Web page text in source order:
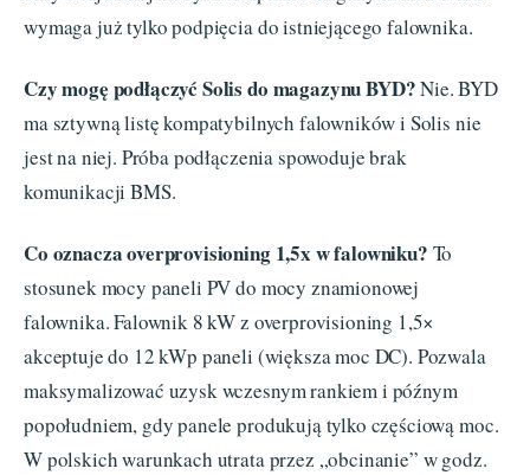
wymaga już tylko podpięcia do istniejącego falownika.
Czy mogę podłączyć Solis do magazynu BYD?Nie. BYD
ma sztywną listę kompatybilnych falowników i Solis nie
jest na niej. Próba podłączenia spowoduje brak
komunikacji BMS.
Co oznacza overprovisioning 1,5x w falowniku? To
stosunek mocy paneli PV do mocy znamionowej
falownika. Falownik 8 kW z overprovisioning 1,5×
akceptuje do 12 kWp paneli (większa moc DC). Pozwala
maksymalizować uzysk wczesnym rankiem i późnym
popołudniem, gdy panele produkują tylko częściową moc.
W polskich warunkach utrata przez „obcinanie” w godz.